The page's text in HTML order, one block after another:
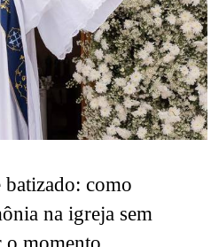
como
na igreja sem